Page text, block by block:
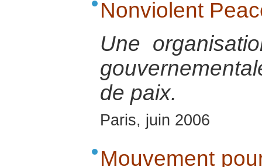
Nonviolent
Une
de paix.
Paris, juin 2006
Mouvement